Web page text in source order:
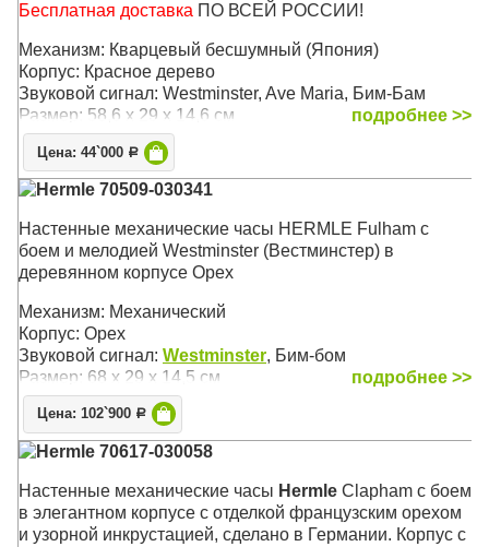
Бесплатная доставка ПО ВСЕЙ РОССИИ!
Механизм: Кварцевый бесшумный (Япония)
Корпус: Красное дерево
Звуковой сигнал: Westminster, Ave Maria, Бим-Бам
Размер: 58,6 х 29 х 14,6 см
подробнее >>
Цена: 44`000 Р
Hermle 70509-030341
Настенные механические часы HERMLE Fulham с
боем и мелодией Westminster (Вестминстер) в
деревянном корпусе Орех
Механизм: Механический
Корпус: Орех
Звуковой сигнал: Westminster, Бим-бом
Размер: 68 х 29 х 14,5 см
подробнее >>
Цена: 102`900 Р
Hermle 70617-030058
Настенные механические часы Hermle Clapham с боем
в элегантном корпусе с отделкой французским орехом
и узорной инкрустацией, сделано в Германии. Корпус с